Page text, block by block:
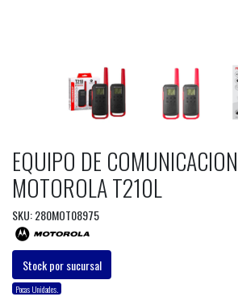
EQUIPO DE
MOTOROLA T210L
SKU: 280MOT08975
Stock por sucursal
Pocas Unidades.